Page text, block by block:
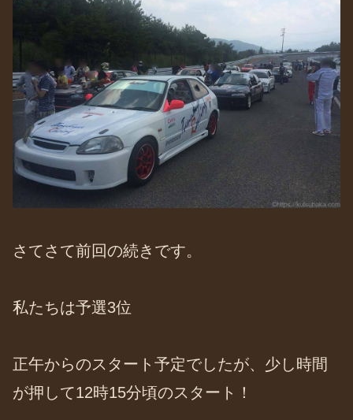
さてさて前回の続きです。
私たちは予選3位
正午からのスタート予定でしたが、少し時間
が押して12時15分頃のスタート！